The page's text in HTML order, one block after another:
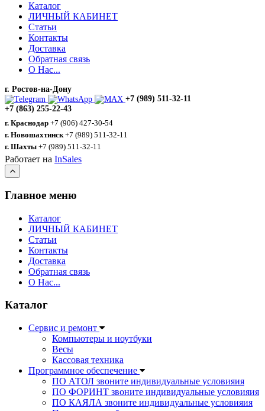
Каталог
ЛИЧНЫЙ КАБИНЕТ
Статьи
Контакты
Доставка
Обратная связь
О Нас...
г. Ростов-на-Дону
+7 (989) 511-32-11
+7 (863) 255-22-43
г. Краснодар +7 (906) 427-30-54
г. Новошахтинск +7 (989) 511-32-11
г. Шахты +7 (989) 511-32-11
Работает на InSales
Главное меню
Каталог
ЛИЧНЫЙ КАБИНЕТ
Статьи
Контакты
Доставка
Обратная связь
О Нас...
Каталог
Сервис и ремонт
Компьютеры и ноутбуки
Весы
Кассовая техника
Программное обеспечение
ПО АТОЛ звоните индивидуальные условияия
ПО ФОРИНТ звоните индивидуальные условияия
ПО КАЯЛА звоните индивидуальные условияия